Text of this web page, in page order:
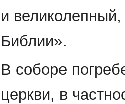
и
Библии».
В соборе
церкви, в